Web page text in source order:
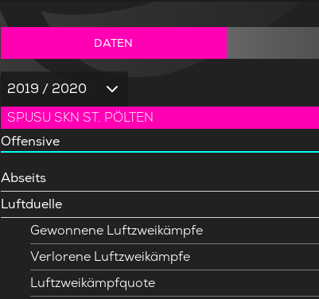
DATEN
2019 / 2020
SPUSU SKN ST. PÖLTEN
Offensive
Abseits
Luftduelle
Gewonnene Luftzweikämpfe
Verlorene Luftzweikämpfe
Luftzweikämpfquote